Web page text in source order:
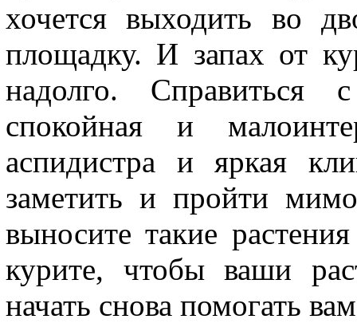
хочется выходить во
площадку. И запах от
надолго. Справиться
спокойная и
аспидистра и яркая
заметить и пройти
выносите такие
курите, чтобы ваши
начать снова помогать